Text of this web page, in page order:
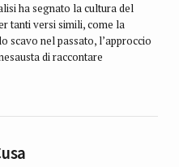
ha segnato la cultura del
tanti versi simili, come la
scavo nel passato, l’approccio
di raccontare